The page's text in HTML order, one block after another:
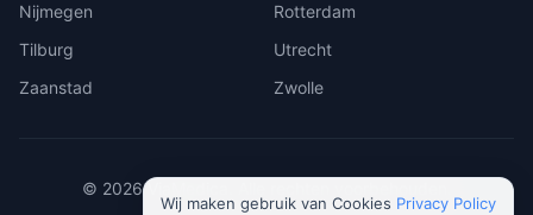
Nijmegen
Rotterdam
Tilburg
Utrecht
Zaanstad
Zwolle
© 2026ViaMedica. Alle rechten voorbehouden.
Wij maken gebruik van Cookies Privacy Policy